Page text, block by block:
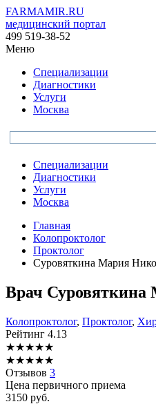
FARMAMIR.RU
медицинский портал
499 519-38-52
Меню
Специализации
Диагностики
Услуги
Москва
Специализации
Диагностики
Услуги
Москва
Главная
Колопроктолог
Проктолог
Суровяткина Мария
Врач Суровяткина
Колопроктолог, Проктолог,
Рейтинг 4.13
★★★★★
★★★★★
Отзывов 3
Цена первичного приема
3150 руб.